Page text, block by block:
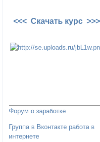
<<< Скачать курс >>>
Форум о заработке
Группа в Вконтакте работа в
интернете